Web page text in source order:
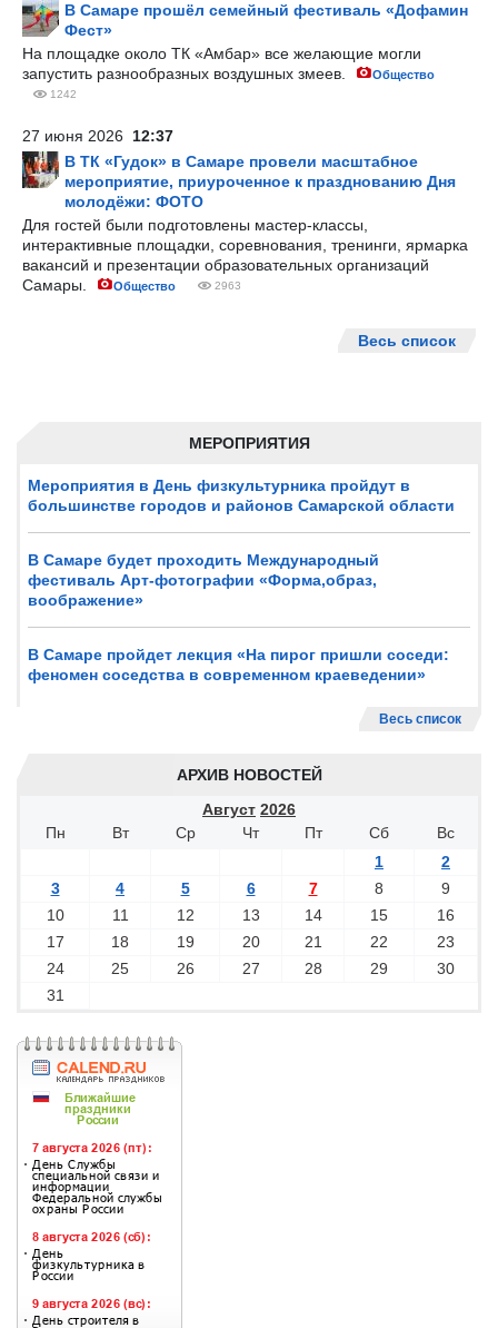
МЕРОПРИЯТИЯ
Мероприятия в День физкультурника пройдут в
большинстве городов и районов Самарской области
В Самаре будет проходить Международный
фестиваль Арт-фотографии «Форма,образ,
воображение»
В Самаре пройдет лекция «На пирог пришли соседи:
феномен соседства в современном краеведении»
Весь список
АРХИВ НОВОСТЕЙ
Август 2026
Пн
Вт Ср Чт Пт Сб
Вс
1
2
3
4 5 6 7 8
9
10
11 12 13 14 15
16
17
18 19 20 21 22
23
24
25 26 27 28 29
30
31
В Самаре прошёл семейный фестиваль «Дофамин
Фест»
На площадке около ТК «Амбар» все желающие могли
запустить разнообразных воздушных змеев.
Общество
1242
27 июня 2026 12:37
В ТК «Гудок» в Самаре провели масштабное
мероприятие, приуроченное к празднованию Дня
молодёжи: ФОТО
Для гостей были подготовлены мастер-классы,
интерактивные площадки, соревнования, тренинги, ярмарка
вакансий и презентации образовательных организаций
Самары.
Общество 2963
Весь список